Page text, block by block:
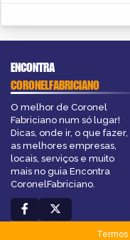
ENCONTRA
CORONELFABRICIANO
O melhor de Coronel
Fabriciano num só lugar!
Dicas, onde ir, o que fazer,
as melhores empresas,
locais, serviços e muito
mais no guia Encontra
CoronelFabriciano.
Termos|